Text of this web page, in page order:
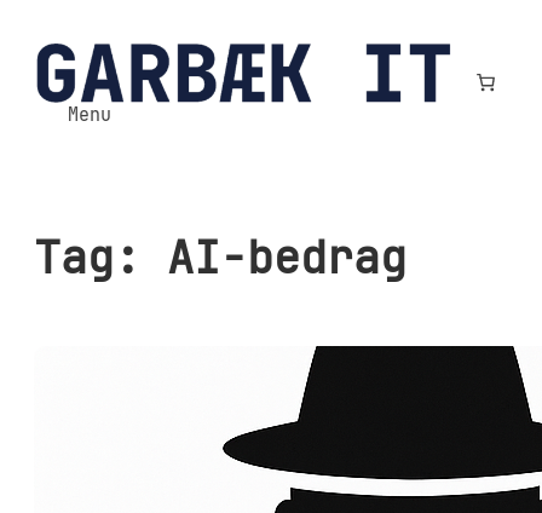
til
indhold
Menu
Tag: AI-bedrag